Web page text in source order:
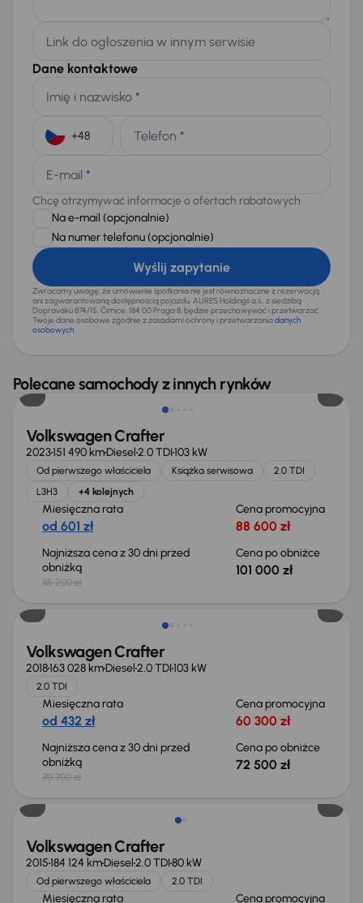
Link do ogłoszenia w innym serwisie
Dane kontaktowe
Imię i nazwisko *
Telefon *
E-mail *
Chcę otrzymywać informacje o ofertach rabatowych
Na e-mail (opcjonalnie)
Na numer telefonu (opcjonalnie)
Wyślij zapytanie
Zwracamy uwagę, że umówienie spotkania nie jest równoznaczne z rezerwacją
ani zagwarantowaną dostępnością pojazdu. AURES Holdings a.s., z siedzibą
Dopraváků 874/15, Čimice, 184 00 Praga 8, będzie przechowywać i przetwarzać
Twoje dane osobowe zgodnie z zasadami ochrony i przetwarzaniadanych
osobowych.
Polecane samochody z innych rynków
Volkswagen Crafter
2023151 490 kmDiesel2.0 TDI103 kW
Od pierwszego właściciela Książka serwisowa
2.0 TDI
L3H3
+4 kolejnych
Miesięczna rata
od 601 zł
Cena promocyjna
88 600 zł
Najniższa cena z 30 dni przed
obniżką
115 200 zł
Cena po obniżce
101 000 zł
Możliwość odliczenia VAT
Volkswagen Crafter
2018163 028 kmDiesel2.0 TDI103 kW
2.0 TDI
Miesięczna rata
od 432 zł
Cena promocyjna
60 300 zł
Najniższa cena z 30 dni przed
obniżką
70 700 zł
Cena po obniżce
72 500 zł
Możliwość odliczenia VAT
Volkswagen Crafter
2015184 124 kmDiesel2.0 TDI80 kW
Od pierwszego właściciela 2.0 TDI
Miesięczna rata Cena promocyjna